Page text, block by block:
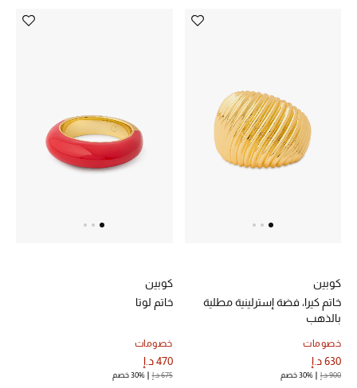
كوبين
خاتم كيرا، فضة إسترلينية مطلية
بالذهب
خصومات
630 د.إ
900 د.إ 30% خصم
كوبين
خاتم لوتا
خصومات
470 د.إ
675 د.إ 30% خصم